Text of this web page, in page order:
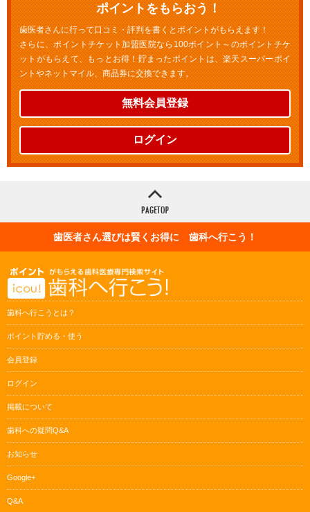
ポイントをもらおう！
歯医者さんに行って口コミ・評判を書くとポイントがもらえます！
さらに、ポイントチケット加盟医院なら100ポイント～のポイントチケ
ットがもらえて、もっとお得！貯まったポイントは、楽天スーパーポイ
ントやネットマイル、商品券に交換できます。
無料会員登録
ログイン
歯医者さん選びは賢くお得に 歯科へ行こう！
歯科へ行こうとは？
ポイント貯める・使う
会員登録
ログイン
掲載について
歯科への疑問Q&A
お知らせ
Google+
Q&A